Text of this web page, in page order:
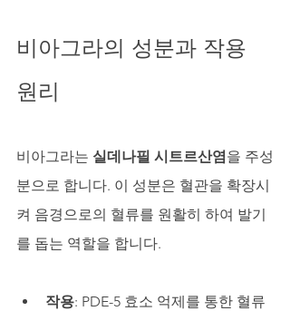
비아그라의 성분과 작용
원리
비아그라는 실데나필 시트르산염을 주성
분으로 합니다. 이 성분은 혈관을 확장시
켜 음경으로의 혈류를 원활히 하여 발기
를 돕는 역할을 합니다.
작용: PDE-5 효소 억제를 통한 혈류